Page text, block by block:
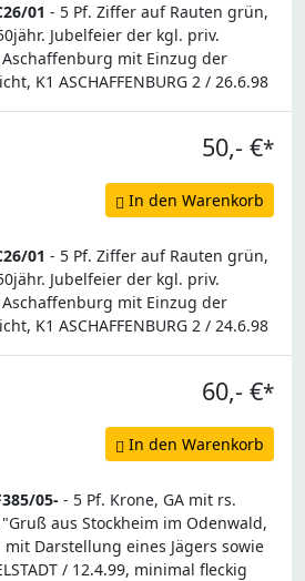
01 - 5 Pf. Ziffer auf Rauten grün,
Jubelfeier der kgl. priv.
mit Einzug der
K1 ASCHAFFENBURG 2 / 26.6.98
50,- €*
In den Warenkorb
01 - 5 Pf. Ziffer auf Rauten grün,
Jubelfeier der kgl. priv.
mit Einzug der
K1 ASCHAFFENBURG 2 / 24.6.98
60,- €*
In den Warenkorb
05- - 5 Pf. Krone, GA mit rs.
aus Stockheim im Odenwald,
Darstellung eines Jägers sowie
/ 12.4.99, minimal fleckig